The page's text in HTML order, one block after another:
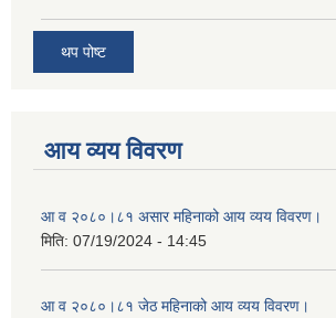
थप पोष्ट
आय व्यय विवरण
आ व २०८०।८१ असार महिनाको आय व्यय विवरण।
मिति: 07/19/2024 - 14:45
आ व २०८०।८१ जेठ महिनाको आय व्यय विवरण।